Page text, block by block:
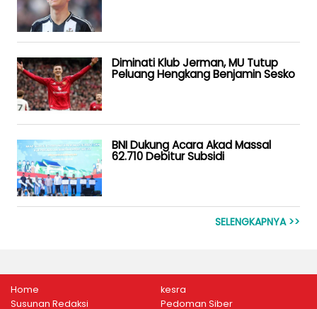
Diminati Klub Jerman, MU Tutup
Peluang Hengkang Benjamin Sesko
BNI Dukung Acara Akad Massal
62.710 Debitur Subsidi
SELENGKAPNYA >>
Home
Susunan Redaksi
kesra
Pedoman Siber